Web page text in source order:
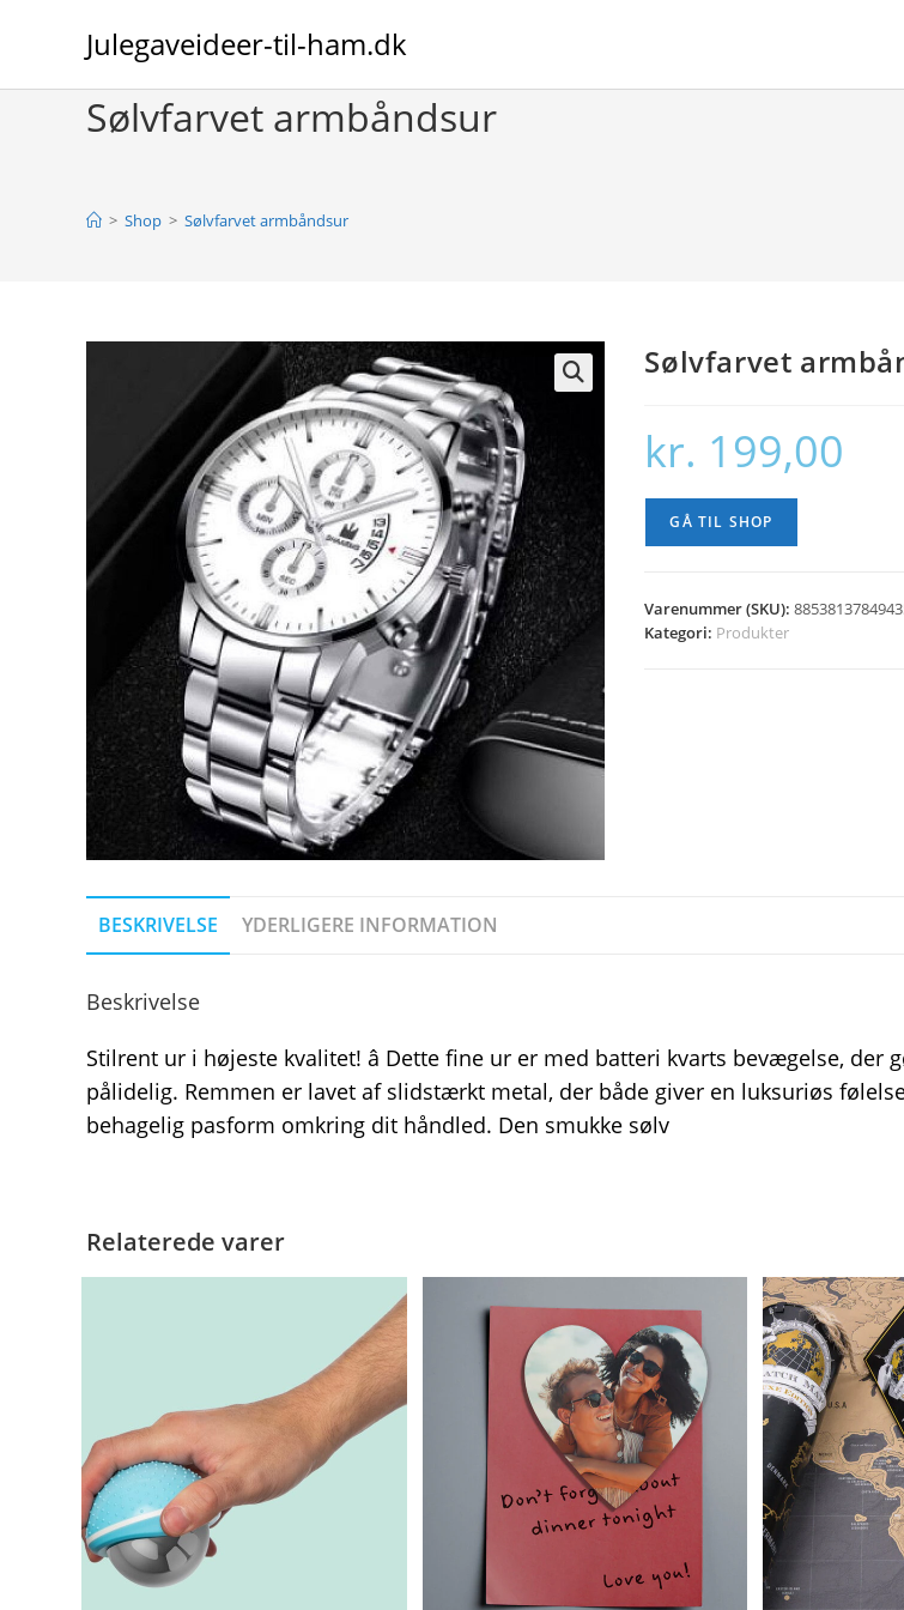
Julegaveideer-til-ham.dk
Sølvfarvet armbåndsur
> Shop > Sølvfarvet armbåndsur
Sølvfarvet
kr. 199,00
GÅ TIL SHOP
Varenummer (SKU):
Kategori: Produkter
BESKRIVELSE YDERLIGERE INFORMATION
Beskrivelse
Stilrent ur i højeste kvalitet! â Dette fine ur er med batteri kvarts bevægelse, der
pålidelig. Remmen er lavet af slidstærkt metal, der både giver en luksuriøs
behagelig pasform omkring dit håndled. Den smukke sølv
Relaterede varer